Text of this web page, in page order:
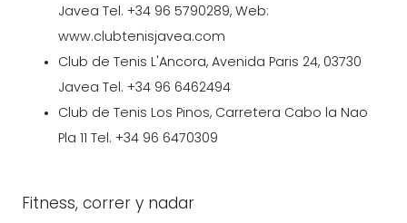
Javea Tel. +34 96 5790289, Web:
www.clubtenisjavea.com
Club de Tenis L'Ancora, Avenida Paris 24, 03730
Javea Tel. +34 96 6462494
Club de Tenis Los Pinos, Carretera Cabo la Nao
Pla 11 Tel. +34 96 6470309
Fitness, correr y nadar